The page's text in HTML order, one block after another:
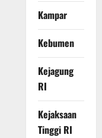
Kampar
Kebumen
Kejagung
RI
Kejaksaan
Tinggi RI